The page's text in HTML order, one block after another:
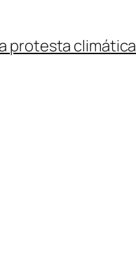
protesta climática